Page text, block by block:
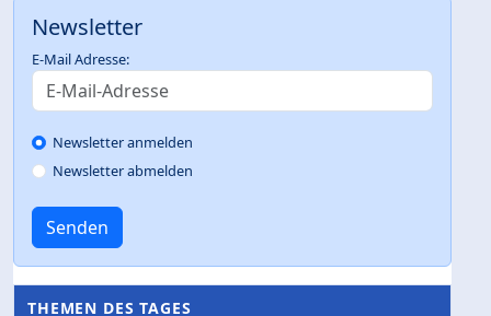
Newsletter
E-Mail Adresse:
Newsletter anmelden
Newsletter abmelden
Senden
THEMEN DES TAGES